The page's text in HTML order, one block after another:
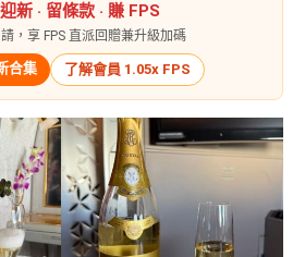
新 ‧ 留條款 ‧ 賺 FPS
，享 FPS 直派回贈兼升級加碼
合集 了解會員 1.05x FPS